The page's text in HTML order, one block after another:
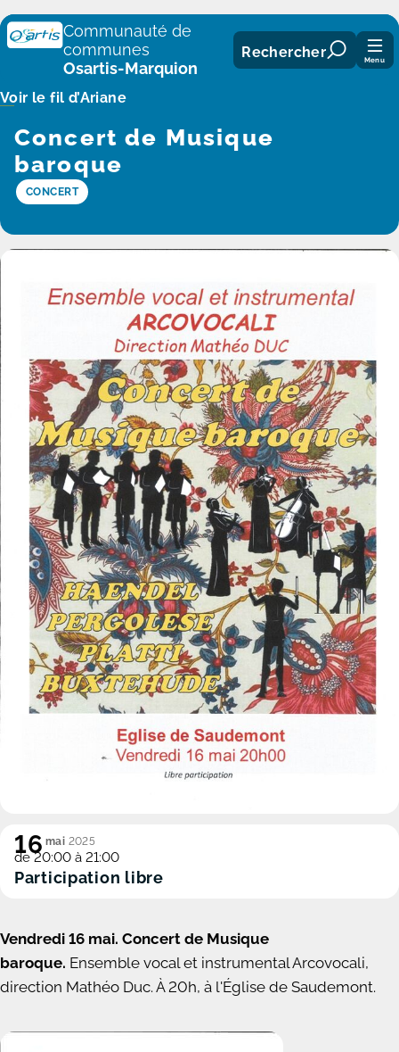
Panneau de gestion des cookies
Communauté de
communes
Osartis-Marquion
Rechercher Menu
Voir le fil d’Ariane
Concert de Musique
baroque
CONCERT
16 mai 2025
de 20:00 à 21:00
Participation libre
Vendredi 16 mai. Concert de Musique
baroque. Ensemble vocal et instrumental Arcovocali,
direction Mathéo Duc. À 20h, à l'Église de Saudemont.